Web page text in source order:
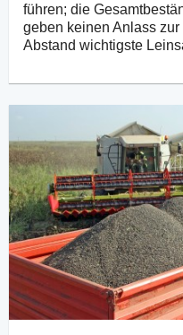
führen; die
geben keinen Anlass
Abstand wichtigste